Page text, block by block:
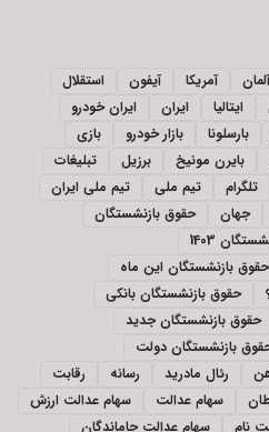
آلمان آمریکا آیفون
استقلال
ایتالیا ایران
ایران خودرو
بارسلونا بازار خودرو
بازی
بایرن مونیخ برزیل
تبلیغات
تلگرام تیم ملی
تیم ملی ایران
جهان
حقوق بازنشستگان
1403
حقوق بازنشستگان این ماه
حقوق بازنشستگان بانکی
حقوق بازنشستگان جدید
بازنشستگان دولت
رئال مادرید رسانه
رقابت
سهام عدالت
سهام عدالت ارزش
نام سهام عدالت جاماندگان